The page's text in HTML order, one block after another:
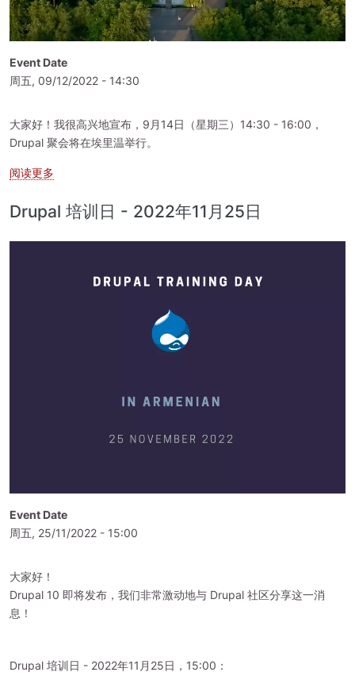
Event Date
周五, 09/12/2022 - 14:30
大家好！我很高兴地宣布，9月14日（星期三）14:30 - 16:00，
Drupal 聚会将在埃里温举行。
阅读更多
Drupal 培训日 - 2022年11月25日
Event Date
周五, 25/11/2022 - 15:00
大家好！
Drupal 10 即将发布，我们非常激动地与 Drupal 社区分享这一消
息！
Drupal 培训日 - 2022年11月25日，15:00：